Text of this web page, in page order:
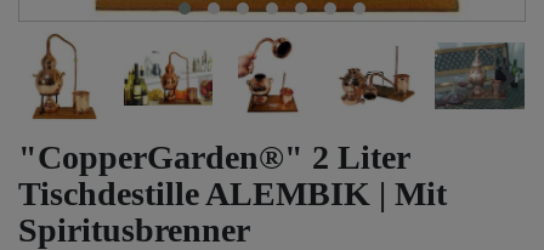
"CopperGarden®" 2 Liter
Tischdestille ALEMBIK | Mit
Spiritusbrenner